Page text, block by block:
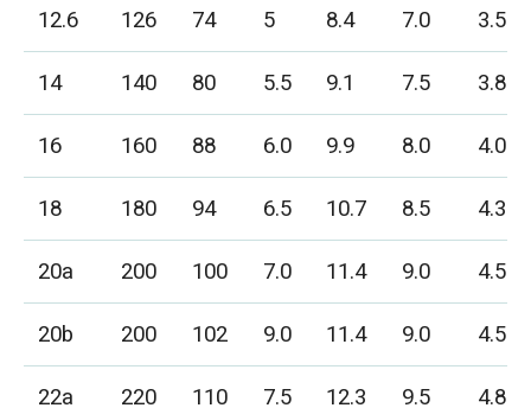
12.6
126 74 5 8.4 7.0
3.5
14
140 80 5.5 9.1 7.5
3.8
16
160 88 6.0 9.9 8.0
4.0
18
180 94 6.5 10.7 8.5
4.3
20a
200 100 7.0 11.4 9.0
4.5
20b
200 102 9.0 11.4 9.0
4.5
22a
220 110 7.5 12.3 9.5
4.8